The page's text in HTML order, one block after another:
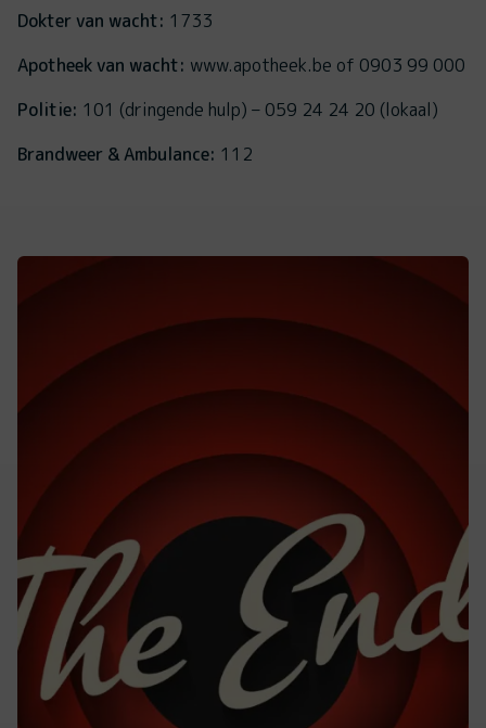
Dokter van wacht: 1733
Apotheek van wacht: www.apotheek.be of 0903 99 000
Politie: 101 (dringende hulp) – 059 24 24 20 (lokaal)
Brandweer & Ambulance: 112